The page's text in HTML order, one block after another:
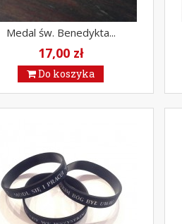
Medal św. Benedykta...
17,00 zł
Do koszyka